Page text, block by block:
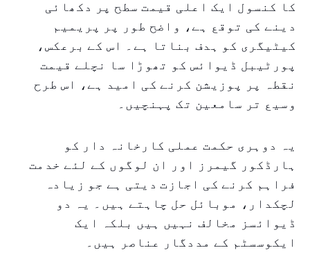
کا کنسول ایک اعلی قیمت سطح پر دکھائی
دینے کی توقع ہے، واضح طور پر پریمیم
کیٹیگری کو ہدف بناتا ہے۔ اس کے برعکس،
پورٹیبل ڈیوائس کو تھوڑا سا نچلے قیمت
نقطہ پر پوزیشن کرنے کی امید ہے، اس طرح
وسیع تر سامعین تک پہنچیں۔
یہ دوہری حکمت عملی کارخانہ دار کو
ہارڈکور گیمرز اور ان لوگوں کے لئے خدمت
فراہم کرنے کی اجازت دیتی ہے جو زیادہ
لچکدار، موبائل حل چاہتے ہیں۔ یہ دو
ڈیوائسز مخالف نہیں ہیں بلکہ ایک
ایکوسسٹم کے مددگار عناصر ہیں۔